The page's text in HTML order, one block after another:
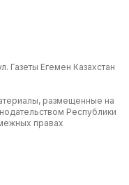
Газеты Егемен Казахстан
размещенные на
Республики
правах